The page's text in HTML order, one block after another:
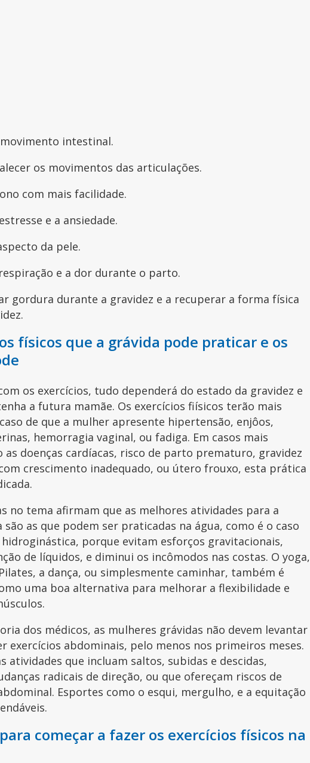
intestinal.
os movimentos das articulações.
com mais facilidade.
e a ansiedade.
da pele.
e a dor durante o parto.
gordura durante a gravidez e a recuperar a forma física
físicos que a grávida pode praticar e os
os exercícios, tudo dependerá do estado da gravidez e
a futura mamãe. Os exercícios fiísicos terão mais
de que a mulher apresente hipertensão, enjôos,
hemorragia vaginal, ou fadiga. Em casos mais
as doenças cardíacas, risco de parto prematuro, gravidez
crescimento inadequado, ou útero frouxo, esta prática
no tema afirmam que as melhores atividades para a
as que podem ser praticadas na água, como é o caso
hidroginástica, porque evitam esforços gravitacionais,
de líquidos, e diminui os incômodos nas costas. O yoga,
a dança, ou simplesmente caminhar, também é
uma boa alternativa para melhorar a flexibilidade e
dos médicos, as mulheres grávidas não devem levantar
exercícios abdominais, pelo menos nos primeiros meses.
atividades que incluam saltos, subidas e descidas,
radicais de direção, ou que ofereçam riscos de
Esportes como o esqui, mergulho, e a equitação
começar a fazer os exercícios físicos na